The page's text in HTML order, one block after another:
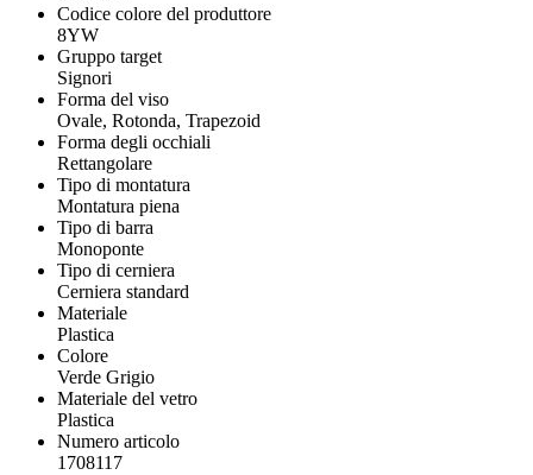
Codice colore del produttore
8YW
Gruppo target
Signori
Forma del viso
Ovale, Rotonda, Trapezoid
Forma degli occhiali
Rettangolare
Tipo di montatura
Montatura piena
Tipo di barra
Monoponte
Tipo di cerniera
Cerniera standard
Materiale
Plastica
Colore
Verde Grigio
Materiale del vetro
Plastica
Numero articolo
1708117